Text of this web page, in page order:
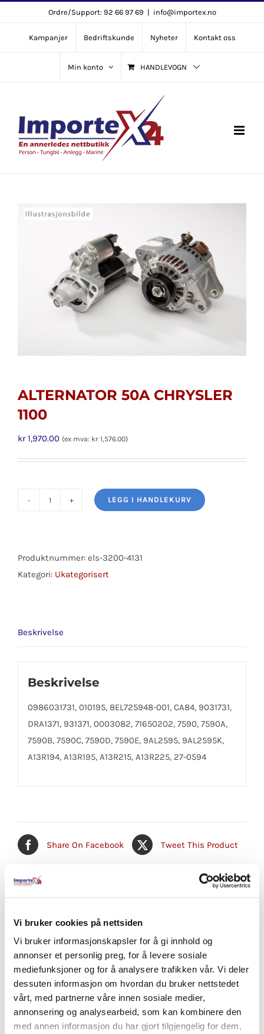
Vi bruker cookies på nettsiden
Vi bruker informasjonskapsler for å gi innhold og
annonser et personlig preg, for å levere sosiale
mediefunksjoner og for å analysere trafikken vår. Vi deler
dessuten informasjon om hvordan du bruker nettstedet
vårt, med partnerne våre innen sosiale medier,
annonsering og analysearbeid, som kan kombinere den
med annen informasjon du har gjort tilgjengelig for dem,
content
Ordre/Support: 92 66 97 69 | info@importex.no
Kampanjer Bedriftskunde Nyheter Kontakt oss
Min konto HANDLEVOGN
ALTERNATOR 50A CHRYSLER
1100
kr1,970.00 (ex mva: kr 1,576.00)
ALTERNATOR
1100
antall
LEGG I HANDLEKURV
Produktnummer: els-3200-4131
Kategori: Ukategorisert
Beskrivelse
Beskrivelse
0986031731, 010195, 8EL725948-001, CA84, 9031731,
DRA1371, 931371, 0003082, 71650202, 7590, 7590A,
7590B, 7590C, 7590D, 7590E, 9AL2595, 9AL2595K,
A13R194, A13R195, A13R215, A13R225, 27-0594
Share On Facebook Tweet This Product
Email This Product
Relaterte produkter